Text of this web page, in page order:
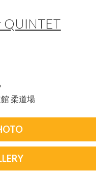
QUINTET
柔道場